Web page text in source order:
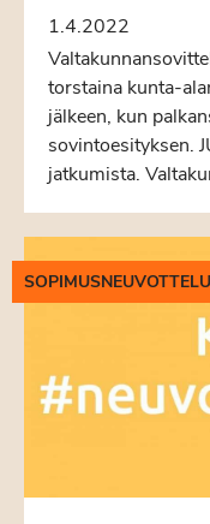
1.4.2022
torstaina kunta-
jälkeen, kun
sovintoesityksen.
jatkumista.